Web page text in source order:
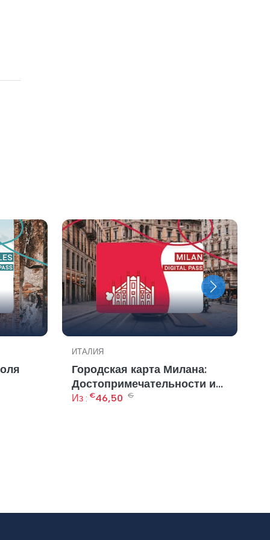
ИТАЛИЯ
Городская карта Милана:
Достопримечательности и
скидки
Из : €46,50 €